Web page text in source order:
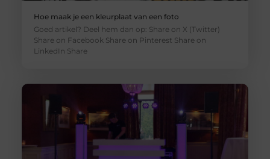
Hoe maak je een kleurplaat van een foto
Goed artikel? Deel hem dan op: Share on X (Twitter)
Share on Facebook Share on Pinterest Share on
LinkedIn Share